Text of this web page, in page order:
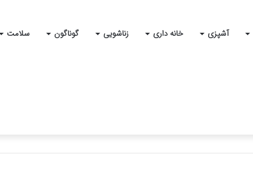
آشپزی خانه داری زناشویی گوناگون سلامت